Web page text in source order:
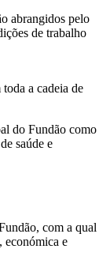
abrangidos pelo
de trabalho
a cadeia de
do Fundão como
saúde e
com a qual
económica e